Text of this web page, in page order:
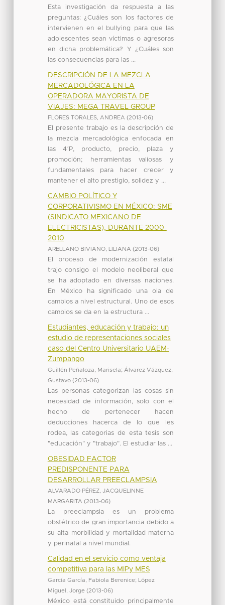
Esta investigación da respuesta a las
preguntas: ¿Cuáles son los factores de
intervienen en el bullying para que las
adolescentes sean víctimas o agresoras
en dicha problemática? Y ¿Cuáles son
las consecuencias para las ...
DESCRIPCIÓN DE LA MEZCLA
MERCADOLÓGICA EN LA
OPERADORA MAYORISTA DE
VIAJES: MEGA TRAVEL GROUP
FLORES TORALES, ANDREA (2013-06)
El presente trabajo es la descripción de
la mezcla mercadológica enfocada en
las 4´P, producto, precio, plaza y
promoción; herramientas valiosas y
fundamentales para hacer crecer y
mantener el alto prestigio, solidez y ...
CAMBIO POLÍTICO Y
CORPORATIVISMO EN MÉXICO: SME
(SINDICATO MEXICANO DE
ELECTRICISTAS), DURANTE 2000-
2010
ARELLANO BIVIANO, LILIANA (2013-06)
El proceso de modernización estatal
trajo consigo el modelo neoliberal que
se ha adoptado en diversas naciones.
En México ha significado una ola de
cambios a nivel estructural. Uno de esos
cambios se da en la estructura ...
Estudiantes, educación y trabajo: un
estudio de representaciones sociales
caso del Centro Universitario UAEM-
Zumpango
Guillén Peñaloza, Marisela; Álvarez Vázquez,
Gustavo (2013-06)
Las personas categorizan las cosas sin
necesidad de información, solo con el
hecho de pertenecer hacen
deducciones hacerca de lo que les
rodea, las categorias de esta tesis son
"educación" y "trabajo". El estudiar las ...
OBESIDAD FACTOR
PREDISPONENTE PARA
DESARROLLAR PREECLAMPSIA
ALVARADO PÉREZ, JACQUELINNE
MARGARITA (2013-06)
La preeclampsia es un problema
obstétrico de gran importancia debido a
su alta morbilidad y mortalidad materna
y perinatal a nivel mundial.
Calidad en el servicio como ventaja
competitiva para las MIPy MES
García García, Fabiola Berenice;
López
Miguel, Jorge (2013-06)
México está constituido principalmente